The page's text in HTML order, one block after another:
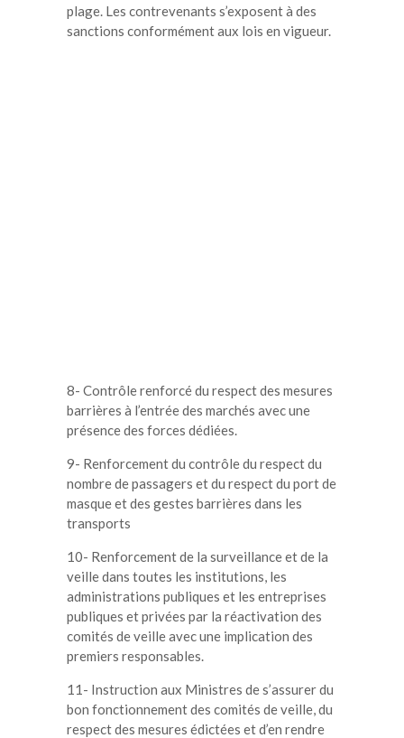
plage. Les contrevenants s’exposent à des
sanctions conformément aux lois en vigueur.
8- Contrôle renforcé du respect des mesures
barrières à l’entrée des marchés avec une
présence des forces dédiées.
9- Renforcement du contrôle du respect du
nombre de passagers et du respect du port de
masque et des gestes barrières dans les
transports
10- Renforcement de la surveillance et de la
veille dans toutes les institutions, les
administrations publiques et les entreprises
publiques et privées par la réactivation des
comités de veille avec une implication des
premiers responsables.
11- Instruction aux Ministres de s’assurer du
bon fonctionnement des comités de veille, du
respect des mesures édictées et d’en rendre